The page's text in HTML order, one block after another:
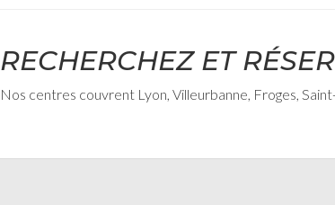
RECHERCHEZ ET
Nos centres couvrent Lyon, Villeurbanne, Froges,